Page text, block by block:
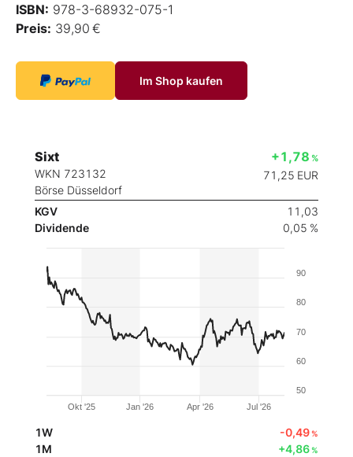
ISBN: 978-3-68932-075-1
Preis: 39,90 €
Im Shop kaufen
Sixt
WKN 723132
Börse Düsseldorf
+1,78 %
71,25 EUR
KGV
11,03
Dividende
0,05 %
Okt '25 Jan '26 Apr '26 Jul '26
50
60
70
80
90
1W -0,49%
1M +4,86%